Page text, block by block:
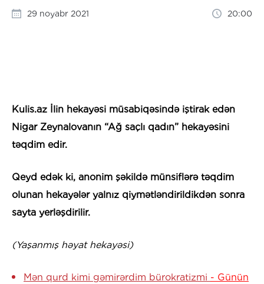
29 noyabr 2021 20:00
Kulis.az İlin hekayəsi müsabiqəsində iştirak edən
Nigar Zeynalovanın “Ağ saçlı qadın” hekayəsini
təqdim edir.
Qeyd edək ki, anonim şəkildə münsiflərə təqdim
olunan hekayələr yalnız qiymətləndirildikdən sonra
sayta yerləşdirilir.
(Yaşanmış həyat hekayəsi)
Mən qurd kimi gəmirərdim bürokratizmi - Günün